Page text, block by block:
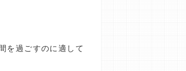
を過ごすのに適して